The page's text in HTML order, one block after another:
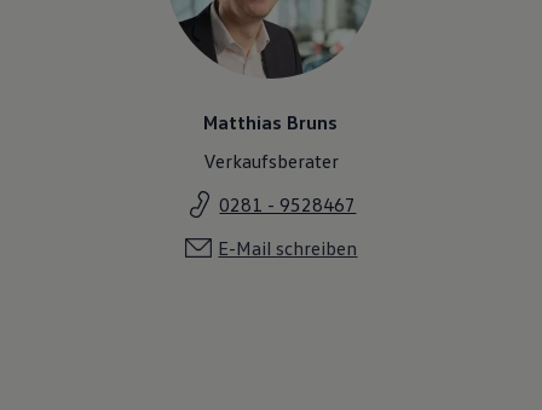
Matthias Bruns
Verkaufsberater
0281 - 9528467
E-Mail schreiben